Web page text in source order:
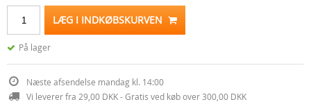
LÆG I INDKØBSKURVEN
På lager
Næste afsendelse mandag kl. 14:00
Vi leverer fra 29,00 DKK - Gratis ved køb over 300,00 DKK